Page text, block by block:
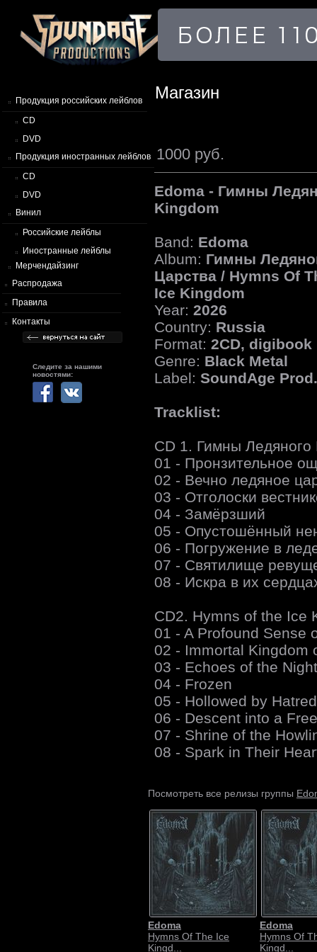
Продукция российских лейблов
CD
DVD
Продукция иностранных лейблов
CD
DVD
Винил
Российские лейблы
Иностранные лейблы
Мерчендайзинг
Распродажа
Правила
Контакты
Следите за нашими
новостями:
Магазин
1000 руб.
Edoma - Гимны
Kingdom
Band: Edoma
Album: Гимны
Царства / Hymns Of
Ice Kingdom
Year: 2026
Country: Russia
Format: 2CD, digibook
Genre: Black Metal
Label: SoundAge Prod.
Tracklist:
CD 1. Гимны Ледяного
01 - Пронзительное
02 - Вечно ледяное
03 - Отголоски
04 - Замёрзший
05 - Опустошённый
06 - Погружение в
07 - Святилище
08 - Искра в их
CD2. Hymns of the Ice
01 - A Profound Sense
02 - Immortal Kingdom
03 - Echoes of the
04 - Frozen
05 - Hollowed by Hatred
06 - Descent into a
07 - Shrine of the
08 - Spark in Their
Посмотреть все релизы группы
Edoma
Hymns Of The Ice
Kingd...
Edoma
Hymns Of
Kingd...